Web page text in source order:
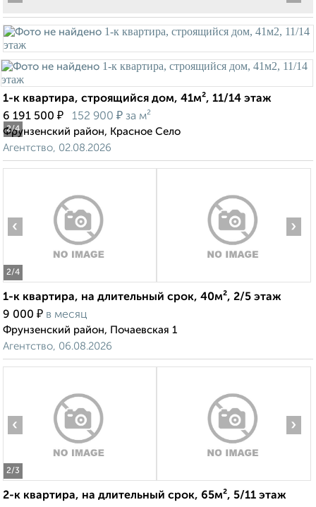
2/4
1-к квартира, строящийся дом, 41м², 11/14 этаж
6 191 500 ₽ 152 900 ₽ за м²
Фрунзенский район, Красное Село
Агентство, 02.08.2026
2/4
‹ ›
1-к квартира, на длительный срок, 40м², 2/5 этаж
9 000 ₽ в месяц
Фрунзенский район, Почаевская 1
Агентство, 06.08.2026
2/3
‹ ›
2-к квартира, на длительный срок, 65м², 5/11 этаж